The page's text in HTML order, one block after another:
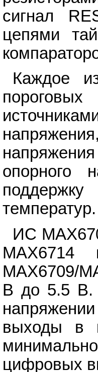
сигнал
цепями
Каждое
опорного
температур.
ИС
MAX6709/
В до 5.5 В.
выходы в
цифровых